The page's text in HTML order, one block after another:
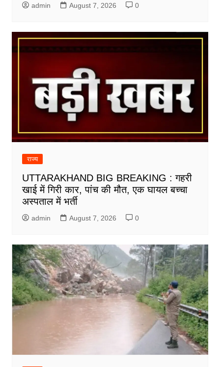
admin August 7, 2026 0
राज्य
UTTARAKHAND BIG BREAKING : गहरी
खाई में गिरी कार, पांच की मौत, एक घायल बच्चा
अस्पताल में भर्ती
admin August 7, 2026 0